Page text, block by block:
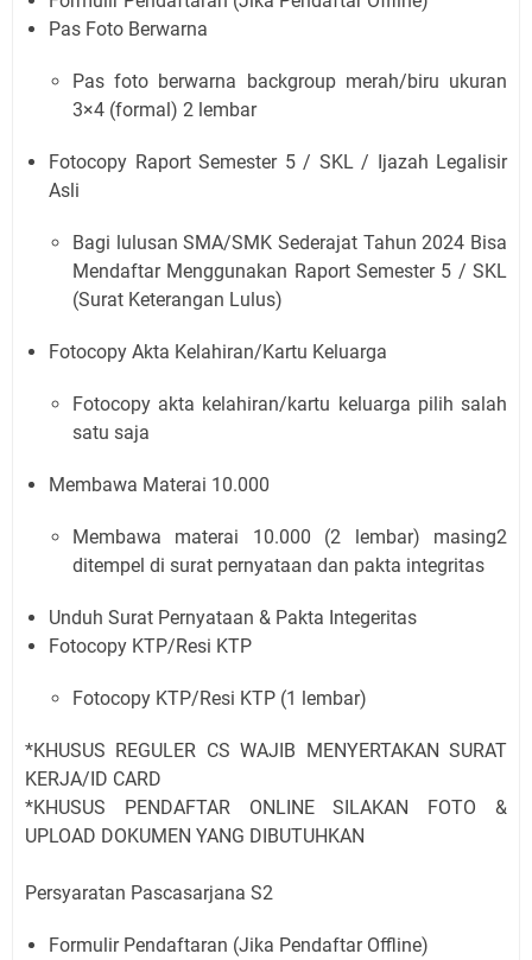
Pas Foto Berwarna
Pas foto berwarna backgroup merah/biru ukuran
3×4 (formal) 2 lembar
Fotocopy Raport Semester 5 / SKL / Ijazah Legalisir
Asli
Bagi lulusan SMA/SMK Sederajat Tahun 2024 Bisa
Mendaftar Menggunakan Raport Semester 5 / SKL
(Surat Keterangan Lulus)
Fotocopy Akta Kelahiran/Kartu Keluarga
Fotocopy akta kelahiran/kartu keluarga pilih salah
satu saja
Membawa Materai 10.000
Membawa materai 10.000 (2 lembar) masing2
ditempel di surat pernyataan dan pakta integritas
Unduh Surat Pernyataan & Pakta Integeritas
Fotocopy KTP/Resi KTP
Fotocopy KTP/Resi KTP (1 lembar)
*KHUSUS REGULER CS WAJIB MENYERTAKAN SURAT
KERJA/ID CARD
*KHUSUS PENDAFTAR ONLINE SILAKAN FOTO &
UPLOAD DOKUMEN YANG DIBUTUHKAN
Persyaratan Pascasarjana S2
Formulir Pendaftaran (Jika Pendaftar Offline)